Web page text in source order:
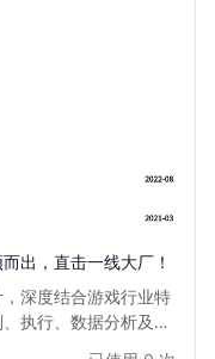
出，直击一线大厂！
深度结合游戏行业特
执行、数据分析及用